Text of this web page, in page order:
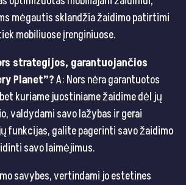
mėgautis sklandžia žaidimo patirtimi
mobiliuose įrenginiuose.
strategijos, garantuojančios
Planet”?A: Nors nėra garantuotos
kuriame juostiniame žaidime dėl jų
valdydami savo lažybas ir gerai
funkcijas, galite pagerinti savo žaidimo
savo laimėjimus.
savybes, vertindami jo estetines